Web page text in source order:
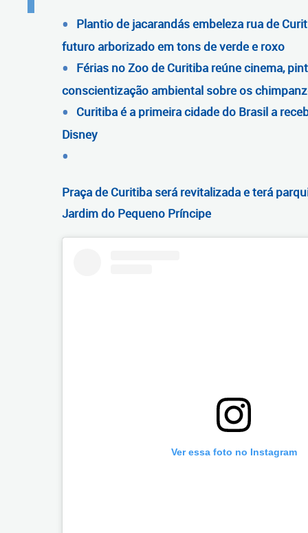
Plantio de jacarandás embeleza rua de
futuro arborizado em tons de verde e roxo
Férias no Zoo de Curitiba reúne cinema,
conscientização ambiental sobre os
Curitiba é a primeira cidade do Brasil a
Disney
Praça de Curitiba será revitalizada e terá
Jardim do Pequeno Príncipe
Ver essa foto no Instagram